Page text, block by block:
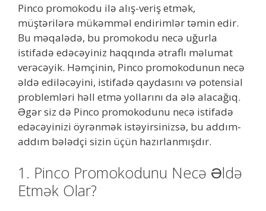
Pinco promokodu ilə alış-veriş etmək,
müştərilərə mükəmməl endirimlər təmin edir.
Bu məqalədə, bu promokodu necə uğurla
istifadə edəcəyiniz haqqında ətraflı məlumat
verəcəyik. Həmçinin, Pinco promokodunun necə
əldə ediləcəyini, istifadə qaydasını və potensial
problemləri həll etmə yollarını da ələ alacağıq.
Əgər siz də Pinco promokodunu necə istifadə
edəcəyinizi öyrənmək istəyirsinizsə, bu addım-
addım bələdçi sizin üçün hazırlanmışdır.
1. Pinco Promokodunu Necə Əldə
Etmək Olar?